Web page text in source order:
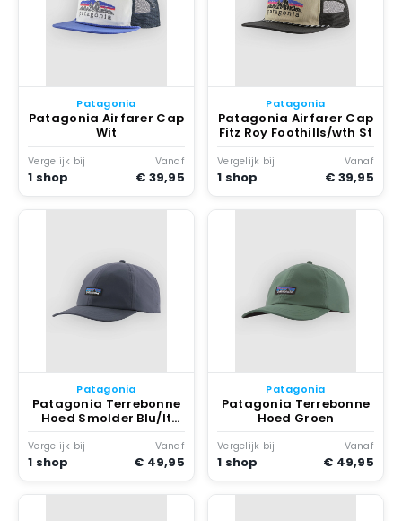
Patagonia
Patagonia Airfarer Cap
Wit
Vergelijk bij
1 shop
Vanaf
€ 39,95
Patagonia
Patagonia Airfarer Cap
Fitz Roy Foothills/wth St
Vergelijk bij
1 shop
Vanaf
€ 39,95
Patagonia
Patagonia Terrebonne
Hoed Smolder Blu/lt
Smd Blu Xd
Vergelijk bij
1 shop
Vanaf
€ 49,95
Patagonia
Patagonia Terrebonne
Hoed Groen
Vergelijk bij
1 shop
Vanaf
€ 49,95